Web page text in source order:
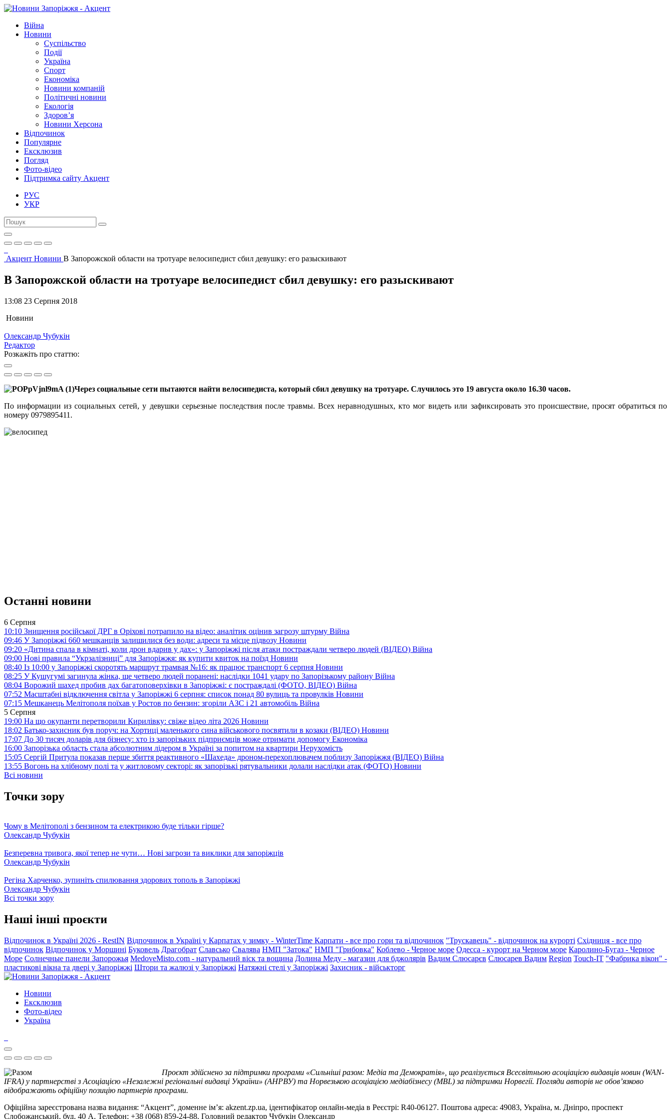
Війна
Новини
Суспільство
Події
Україна
Спорт
Економіка
Новини компаній
Політичні новини
Екологія
Здоров’я
Новини Херсона
Відпочинок
Популярне
Ексклюзив
Погляд
Фото-відео
Підтримка сайту Акцент
РУС
УКР
Акцент Новини В Запорожской области на тротуаре велосипедист сбил девушку: его разыскивают
В Запорожской области на тротуаре велосипедист сбил девушку: его разыскивают
13:08 23 Серпня 2018
Новини
Олександр Чубукін
Редактор
Розкажіть про статтю:
Через социальные сети пытаются найти велосипедиста, который сбил девушку на тротуаре. Случилось это 19 августа около 16.30 часов.
По информации из социальных сетей, у девушки серьезные последствия после травмы. Всех неравнодушных, кто мог видеть или зафиксировать это происшествие, просят обратиться по
номеру 0979895411.
Останні новини
6 Серпня
10:10 Знищення російської ДРГ в Оріхові потрапило на відео: аналітик оцінив загрозу штурму Війна
09:46 У Запоріжжі 660 мешканців залишилися без води: адреси та місце підвозу Новини
09:20 «Дитина спала в кімнаті, коли дрон вдарив у дах»: у Запоріжжі після атаки постраждали четверо людей (ВІДЕО) Війна
09:00 Нові правила “Укрзалізниці” для Запоріжжя: як купити квиток на поїзд Новини
08:40 Із 10:00 у Запоріжжі скоротять маршрут трамвая №16: як працює транспорт 6 серпня Новини
08:25 У Кушугумі загинула жінка, ще четверо людей поранені: наслідки 1041 удару по Запорізькому району Війна
08:04 Ворожий шахед пробив дах багатоповерхівки в Запоріжжі: є постраждалі (ФОТО, ВІДЕО) Війна
07:52 Масштабні відключення світла у Запоріжжі 6 серпня: список понад 80 вулиць та провулків Новини
07:15 Мешканець Мелітополя поїхав у Ростов по бензин: згоріли АЗС і 21 автомобіль Війна
5 Серпня
19:00 На що окупанти перетворили Кирилівку: свіже відео літа 2026 Новини
18:02 Батько-захисник був поруч: на Хортиці маленького сина військового посвятили в козаки (ВІДЕО) Новини
17:07 До 30 тисяч доларів для бізнесу: хто із запорізьких підприємців може отримати допомогу Економіка
16:00 Запорізька область стала абсолютним лідером в Україні за попитом на квартири Нерухомість
15:05 Сергій Притула показав перше збиття реактивного «Шахеда» дроном-перехоплювачем поблизу Запоріжжя (ВІДЕО) Війна
13:55 Вогонь на хлібному полі та у житловому секторі: як запорізькі рятувальники долали наслідки атак (ФОТО) Новини
Всі новини
Точки зору
Чому в Мелітополі з бензином та електрикою буде тільки гірше?
Олександр Чубукін
Безперевна тривога, якої тепер не чути… Нові загрози та виклики для запоріжців
Олександр Чубукін
Регіна Харченко, зупиніть спилювання здорових тополь в Запоріжжі
Олександр Чубукін
Всі точки зору
Наші інші проєкти
Відпочинок в Україні 2026 - RestIN Відпочинок в Україні у Карпатах у зимку - WinterTime Карпати - все про гори та відпочинок "Трускавець" - відпочинок на курорті Східниця - все про
відпочинок Відпочинок у Моршині Буковель Драгобрат Славсько Свалява НМП "Затока" НМП "Грибовка" Коблево - Черное море Одесса - курорт на Черном море Каролино-Бугаз - Черное
Море Солнечные панели Запорожья MedoveMisto.com - натуральний віск та вощина Долина Меду - магазин для бджолярів Вадим Слюсарєв Слюсарев Вадим Region Touch-IT "Фабрика вікон" -
пластикові вікна та двері у Запоріжжі Штори та жалюзі у Запоріжжі Натяжні стелі у Запоріжжі Захисник - військторг
Новини
Ексклюзив
Фото-відео
Україна
Проєкт здійснено за підтримки програми «Сильніші разом: Медіа та Демократія», що реалізується Всесвітньою асоціацією видавців новин (WAN-
IFRA) у партнерстві з Асоціацією «Незалежні регіональні видавці України» (АНРВУ) та Норвезькою асоціацією медіабізнесу (MBL) за підтримки Норвегії. Погляди авторів не обов’язково
відображають офіційну позицію партнерів програми.
Офіційна зареєстрована назва видання: “Акцент”, доменне ім’я: akzent.zp.ua, ідентифікатор онлайн-медіа в Реєстрі: R40-06127. Поштова адреса: 49083, Україна, м. Дніпро, проспект
Слобожанський, буд. 40 А. Телефон: +38 (068) 859-24-88. Головний редактор Чубукін Олександр